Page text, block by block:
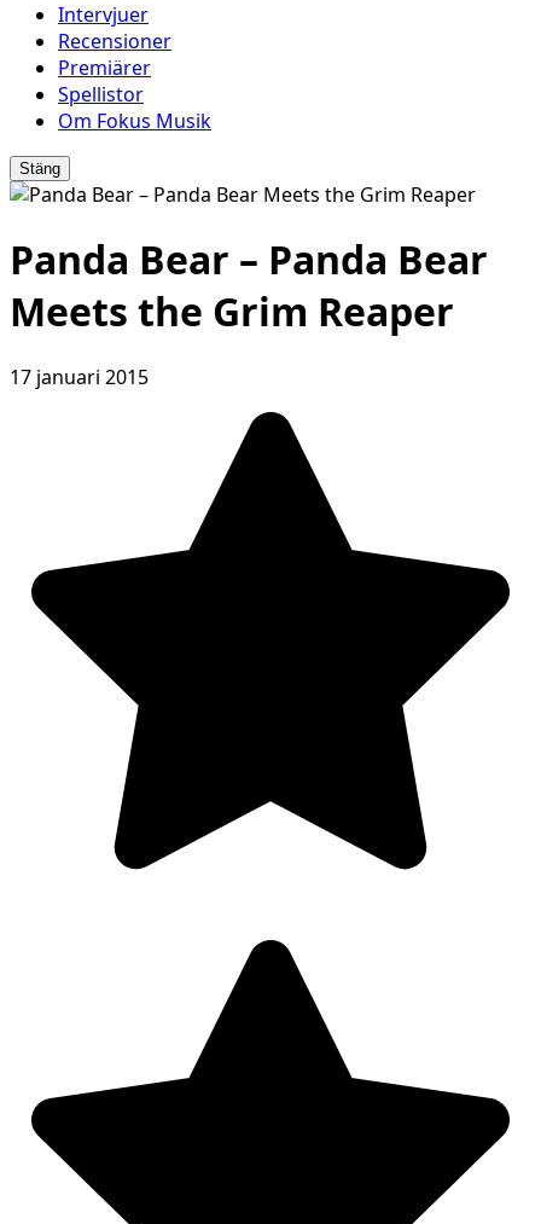
Intervjuer
Recensioner
Premiärer
Spellistor
Om Fokus Musik
Stäng
Panda Bear – Panda Bear
Meets the Grim Reaper
17 januari 2015